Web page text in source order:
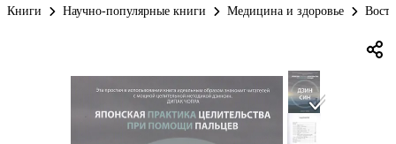
Книги Научно-популярные книги Медицина и здоровье